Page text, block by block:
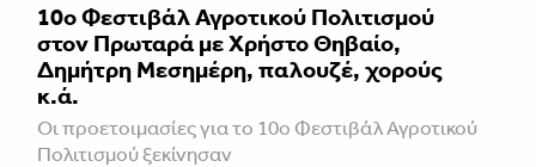
10ο Φεστιβάλ Αγροτικού Πολιτισμού
στον Πρωταρά με Χρήστο Θηβαίο,
Δημήτρη Μεσημέρη, παλουζέ, χορούς
κ.ά.
Οι προετοιμασίες για το 10ο Φεστιβάλ Αγροτικού
Πολιτισμού ξεκίνησαν